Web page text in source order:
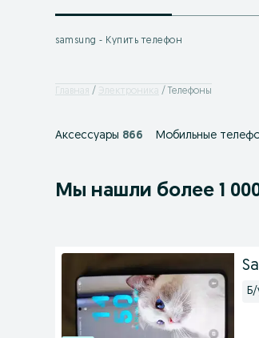
samsung - Купить телефон
Главная Электроника Телефоны
Аксессуары 866 Мобильные
Мы нашли более 1
Б/